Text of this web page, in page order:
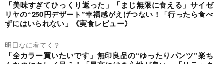
「美味すぎてひっくり返った」「まじ無限に食える」サイゼ
リヤの“250円デザート”幸福感がえげつない！「行ったら食べ
ずにはいられない」《実食レビュー》
明日なに着てく？
「全カラー買いたいです」無印良品の“ゆったりパンツ”楽ち